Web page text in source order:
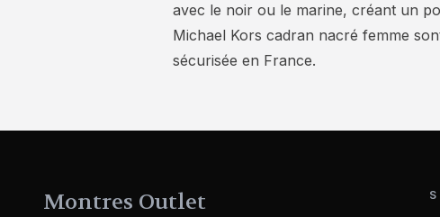
avec le noir ou le marine, créant un
Michael Kors cadran nacré femme
sécurisée en France.
Montres Outlet